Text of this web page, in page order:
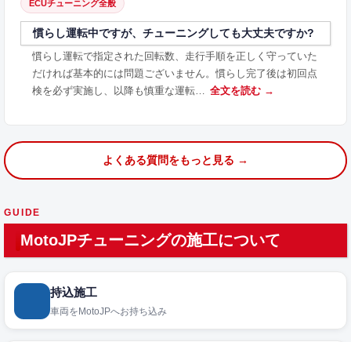
ECUチューニング全般
慣らし運転中ですが、チューニングしても大丈夫ですか?
慣らし運転で指定された回転数、走行手順を正しく守っていた
だければ基本的には問題ございません。慣らし完了後は初回点
検を必ず実施し、以降も慎重な運転…
全文を読む →
よくある質問をもっと見る →
GUIDE
MotoJPチューニングの施工について
持込施工
車両をMotoJPへお持ち込み